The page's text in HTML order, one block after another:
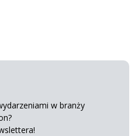
w branży